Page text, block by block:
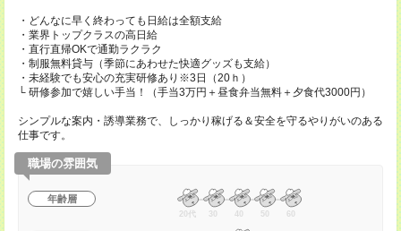
・どんなに早く終わっても日給は全額支給
・業界トップクラスの高日給
・直行直帰OKで通勤ラクラク
・制服無料貸与（季節にあわせた快適グッズも支給）
・未経験でも安心の充実研修あり※3日（20ｈ）
└ 研修参加で嬉しい手当！（手当3万円＋昼食弁当無料＋夕食代3000円）
シンプルな案内・誘導業務で、しっかり稼げる＆安全を守るやりがいのある
仕事です。
職場の雰囲気
年齢層
20代 30 40 50 60